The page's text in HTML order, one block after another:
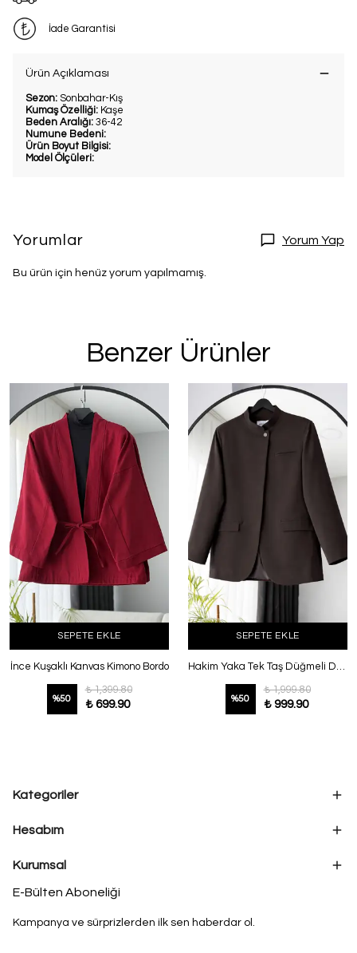
İade Garantisi
Ürün Açıklaması
Sezon: Sonbahar-Kış
Kumaş Özelliği: Kaşe
Beden Aralığı: 36-42
Numune Bedeni:
Ürün Boyut Bilgisi:
Model Ölçüleri:
Yorumlar Yorum Yap
Bu ürün için henüz yorum yapılmamış.
Benzer Ürünler
SEPETE EKLE
İnce Kuşaklı Kanvas Kimono Bordo
%50
₺ 1,399.80
₺ 699.90
SEPETE EKLE
Hakim Yaka Tek Taş Düğmeli Dabıl Ceket Koyu Kahve
%50
₺ 1,999.80
₺ 999.90
Kategoriler
Hesabım
Kurumsal
E-Bülten Aboneliği
Kampanya ve sürprizlerden ilk sen haberdar ol.